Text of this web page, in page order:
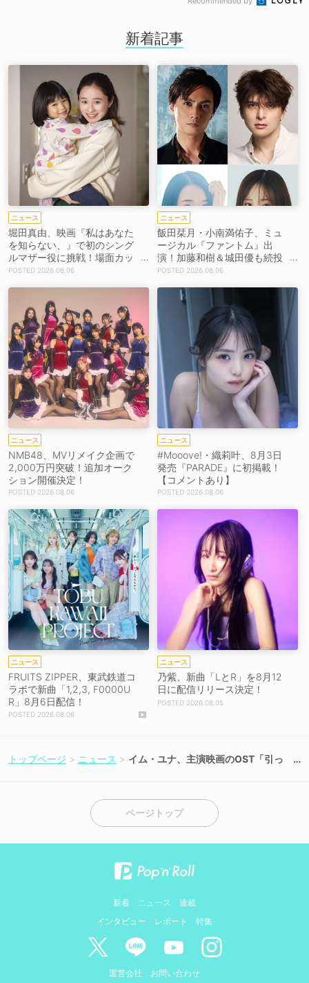
新着記事
ニュース
堀田真由、映画『私はあなた
を知らない、』で初のシング
ルマザー役に挑戦！場面カッ
トを解禁！【コメントあり】
2026.08.06
ニュース
飯田栞月・小南満佑子、ミュ
ージカル『ファントム』出
演！加藤和樹＆城田優も続投
【コメントあり】
2026.08.06
ニュース
NMB48、MVリメイク企画で
2,000万円突破！追加オーク
ション開催決定！
2026.08.06
ニュース
#Mooove!・織莉叶、8月3日
発売『PARADE』に初掲載！
【コメントあり】
2026.08.06
ニュース
FRUITS ZIPPER、東武鉄道コ
ラボで新曲「1,2,3, F0000U
R」8月6日配信！
2026.08.06
ニュース
乃紫、新曲「LとR」を8月12
日に配信リリース決定！
2026.08.05
トップページ ニュース
イム・ユナ、主演映画のOST「引っ
ページトップ
新着 ニュース
連載
インタビュー
レポート 特集
運営会社 お問い合わせ